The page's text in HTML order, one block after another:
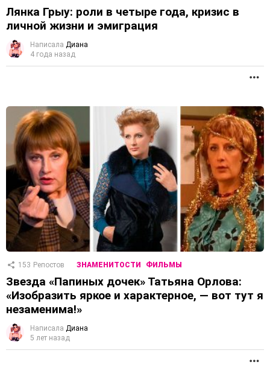
Лянка Грыу: роли в четыре года, кризис в
личной жизни и эмиграция
Написала Диана
4 года назад
153 Репостов ЗНАМЕНИТОСТИ ФИЛЬМЫ
Звезда «Папиных дочек» Татьяна Орлова:
«Изобразить яркое и характерное, — вот тут я
незаменима!»
Написала Диана
5 лет назад